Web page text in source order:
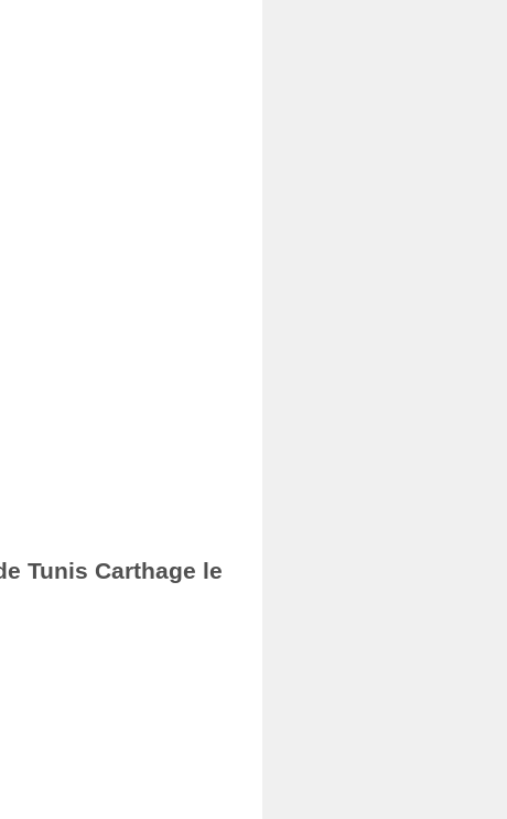
Tunis Carthage le